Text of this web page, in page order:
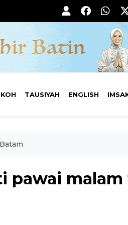
TAUSIYAH ENGLISH
pawai